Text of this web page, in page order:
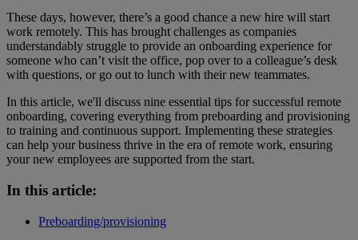
These days, however, there’s a good chance a new hire will start
work remotely. This has brought challenges as companies
understandably struggle to provide an onboarding experience for
someone who can’t visit the office, pop over to a colleague’s desk
with questions, or go out to lunch with their new teammates.
In this article, we'll discuss nine essential tips for successful remote
onboarding, covering everything from preboarding and provisioning
to training and continuous support. Implementing these strategies
can help your business thrive in the era of remote work, ensuring
your new employees are supported from the start.
In this article:
Preboarding/provisioning